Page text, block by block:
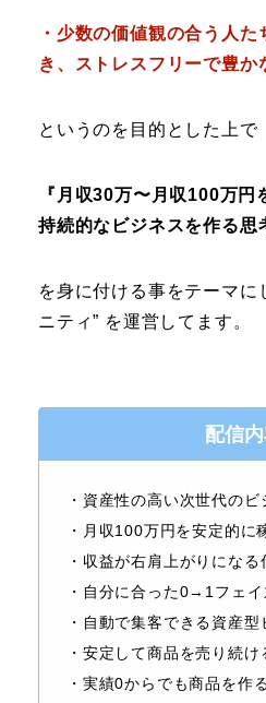
・少数の価値観の合う人
き、ストレスフリーで豊
というのを目的とした上で
『月収30万〜月収100万円
持続的なビジネスを作る思
を身に付ける事をテーマに
ニティ” を運営してます。
配信
・資産性の高い次世代の
・月収100万円を安定的に
・収益が右肩上がりにな
・自分に合った0→1フェ
・自動で集客できる資産
・安定して商品を売り続
・実績0からでも商品を作